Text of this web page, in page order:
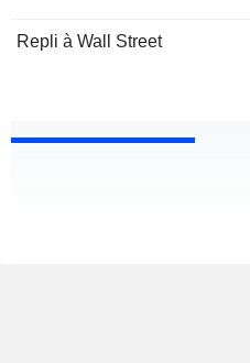
Repli à Wall Street